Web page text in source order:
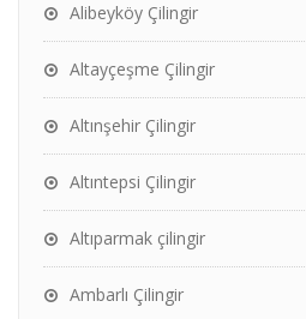
Alibeyköy Çilingir
Altayçeşme Çilingir
Altınşehir Çilingir
Altıntepsi Çilingir
Altıparmak çilingir
Ambarlı Çilingir